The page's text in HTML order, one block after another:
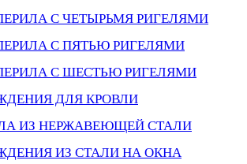
С ЧЕТЫРЬМЯ РИГЕЛЯМИ
С ПЯТЬЮ РИГЕЛЯМИ
С ШЕСТЬЮ РИГЕЛЯМИ
ДЛЯ КРОВЛИ
ИЗ НЕРЖАВЕЮЩЕЙ СТАЛИ
ИЗ СТАЛИ НА ОКНА